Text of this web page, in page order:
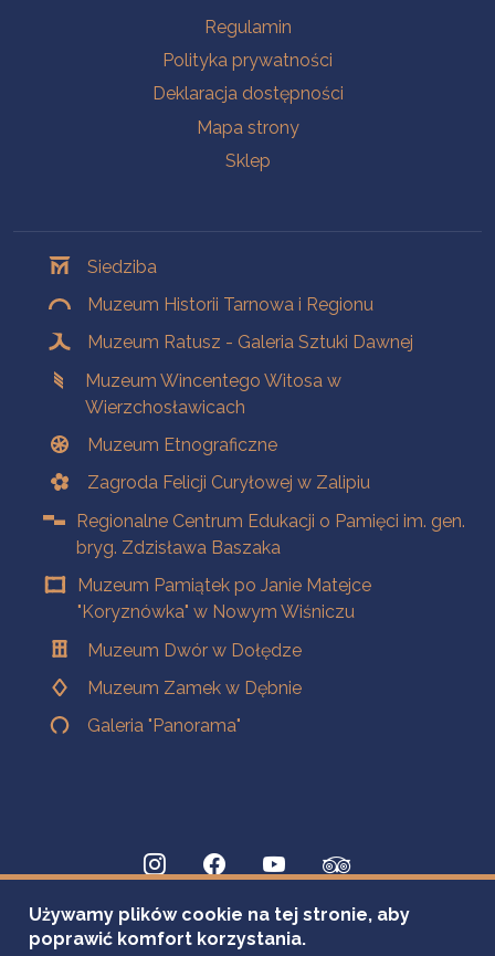
Regulamin
Polityka prywatności
Deklaracja dostępności
Mapa strony
Sklep
Siedziba
Muzeum Historii Tarnowa i Regionu
Muzeum Ratusz - Galeria Sztuki Dawnej
Muzeum Wincentego Witosa w
Wierzchosławicach
Muzeum Etnograficzne
Zagroda Felicji Curyłowej w Zalipiu
Regionalne Centrum Edukacji o Pamięci im. gen.
bryg. Zdzisława Baszaka
Muzeum Pamiątek po Janie Matejce
"Koryznówka" w Nowym Wiśniczu
Muzeum Dwór w Dołędze
Muzeum Zamek w Dębnie
Galeria "Panorama"
Używamy plików cookie na tej stronie, aby
poprawić komfort korzystania.